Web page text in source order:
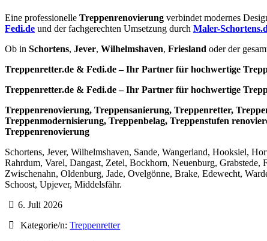
Eine professionelle Treppenrenovierung verbindet modernes
Fedi.de und der fachgerechten Umsetzung durch Maler-
Ob in Schortens, Jever, Wilhelmshaven, Friesland oder der
Treppenretter.de & Fedi.de – Ihr Partner für hochwertige
Treppenretter.de & Fedi.de – Ihr Partner für hochwertige
Treppenrenovierung, Treppensanierung, Treppenretter,
Treppenmodernisierung, Treppenbelag, Treppenstufen
Treppenrenovierung
Schortens, Jever, Wilhelmshaven, Sande, Wangerland, Hooksiel,
Rahrdum, Varel, Dangast, Zetel, Bockhorn, Neuenburg, Grabstede,
Zwischenahn, Oldenburg, Jade, Ovelgönne, Brake, Edewecht,
Schoost, Upjever, Middelsfähr.
6. Juli 2026
Kategorie/n:Treppenretter